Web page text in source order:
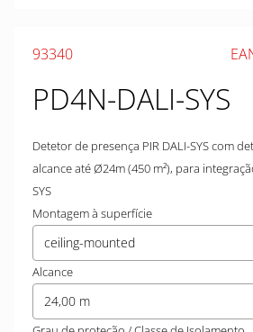
93340
PD4N-DALI-SYS
Detetor de presença PIR DALI-SYS com
alcance até Ø24m (450 m²), para
SYS
Montagem à superfície
ceiling-mounted
Alcance
24,00 m